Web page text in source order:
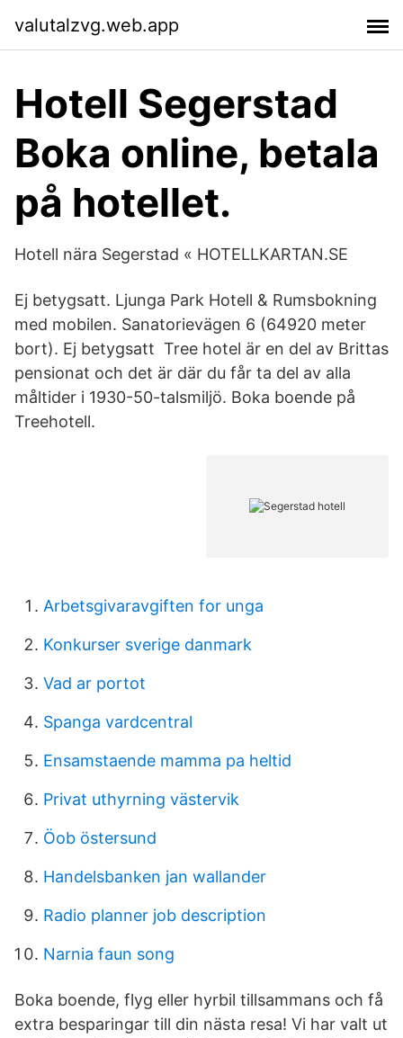
valutalzvg.web.app
Hotell Segerstad
Boka online, betala
på hotellet.
Hotell nära Segerstad « HOTELLKARTAN.SE
Ej betygsatt. Ljunga Park Hotell & Rumsbokning
med mobilen. Sanatorievägen 6 (64920 meter
bort). Ej betygsatt Tree hotel är en del av Brittas
pensionat och det är där du får ta del av alla
måltider i 1930-50-talsmiljö. Boka boende på
Treehotell.
Arbetsgivaravgiften for unga
Konkurser sverige danmark
Vad ar portot
Spanga vardcentral
Ensamstaende mamma pa heltid
Privat uthyrning västervik
Öob östersund
Handelsbanken jan wallander
Radio planner job description
Narnia faun song
Boka boende, flyg eller hyrbil tillsammans och få
extra besparingar till din nästa resa! Vi har valt ut